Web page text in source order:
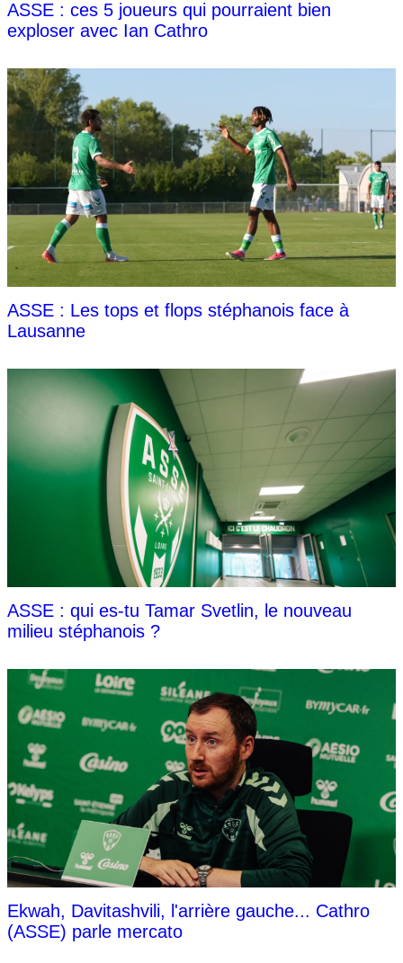
ASSE : ces 5 joueurs qui pourraient bien
exploser avec Ian Cathro
ASSE : Les tops et flops stéphanois face à
Lausanne
ASSE : qui es-tu Tamar Svetlin, le nouveau
milieu stéphanois ?
Ekwah, Davitashvili, l'arrière gauche... Cathro
(ASSE) parle mercato